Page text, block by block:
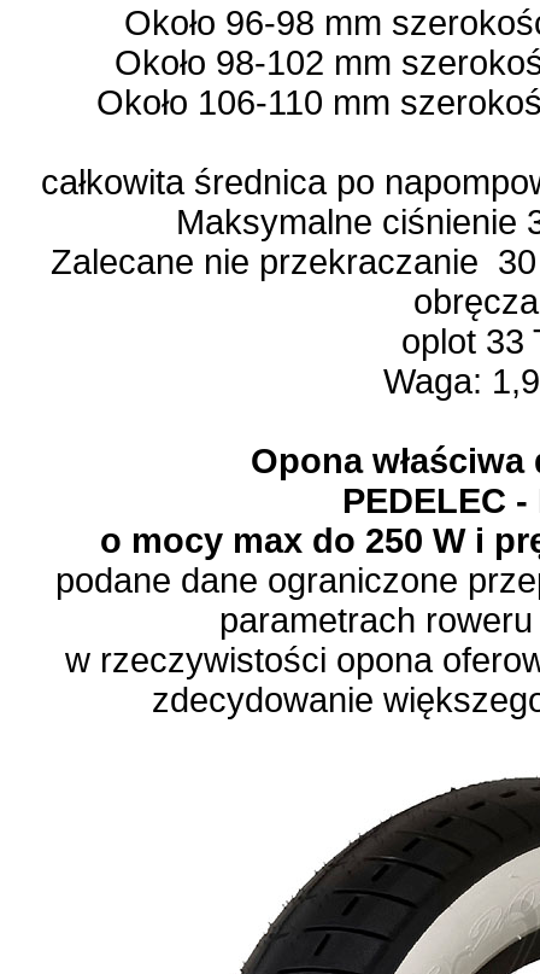
Około 96-98 mm
Około 98-102 mm
Około 106-110 mm
całkowita średnica po
Maksymalne ciśnienie
Zalecane nie przekraczanie
oplot 33
Waga:
Opona
PEDELEC
o mocy max do 250 W i
podane dane ograniczone
parametrach
w rzeczywistości opona
zdecydowanie